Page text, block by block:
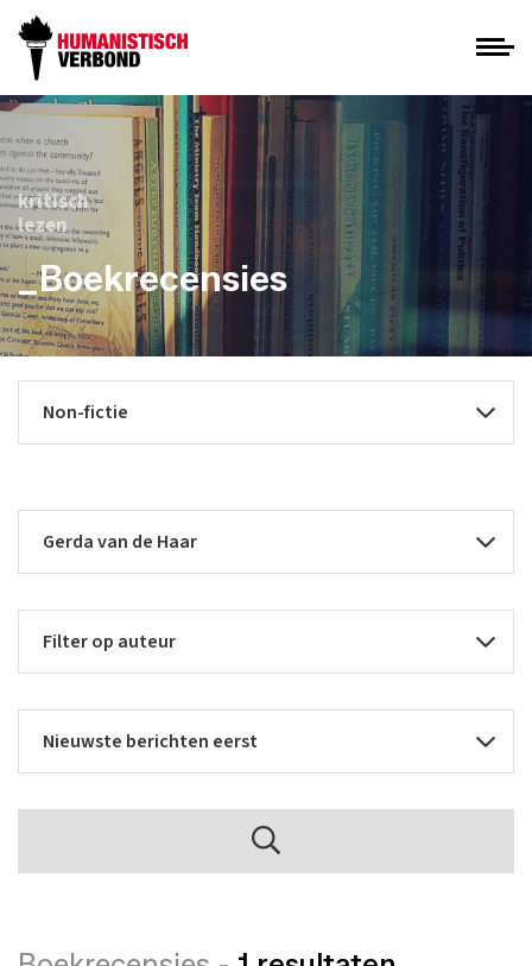
kritisch
lezen
_Boekrecensies